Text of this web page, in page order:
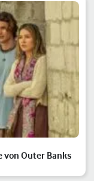
von Outer Banks